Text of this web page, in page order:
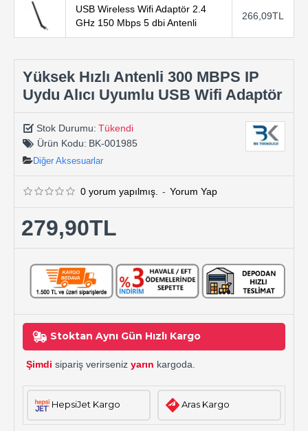
USB Wireless Wifi Adaptör 2.4
GHz 150 Mbps 5 dbi Antenli
266,09TL
Yüksek Hızlı Antenli 300 MBPS IP
Uydu Alıcı Uyumlu USB Wifi Adaptör
Stok Durumu: Tükendi
Ürün Kodu: BK-001985
Diğer Aksesuarlar
0 yorum yapılmış. - Yorum Yap
279,90TL
Stoktan Aynı Gün Hızlı Kargo
Şimdi sipariş verirseniz yarın kargoda.
HepsiJet Kargo Aras Kargo